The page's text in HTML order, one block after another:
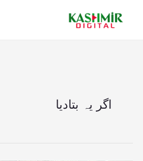
اگر یہ بتادیا